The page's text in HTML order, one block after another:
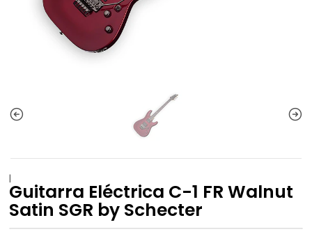
|
Guitarra Eléctrica C-1 FR Walnut
Satin SGR by Schecter